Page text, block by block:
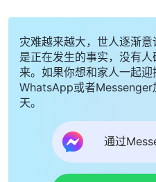
灾难越来越大，世人逐渐
是正在发生的事实，没有
来。如果你想和家人一起
WhatsApp或者Messenger
天。
通过